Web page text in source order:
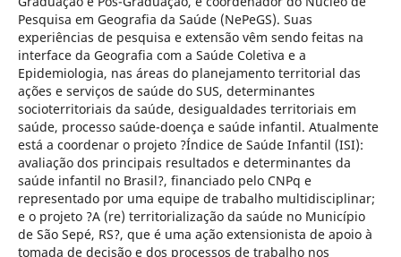
Pesquisa em Geografia da Saúde (NePeGS). Suas
experiências de pesquisa e extensão vêm sendo feitas na
interface da Geografia com a Saúde Coletiva e a
Epidemiologia, nas áreas do planejamento territorial das
ações e serviços de saúde do SUS, determinantes
socioterritoriais da saúde, desigualdades territoriais em
saúde, processo saúde-doença e saúde infantil. Atualmente
está a coordenar o projeto ?Índice de Saúde Infantil (ISI):
avaliação dos principais resultados e determinantes da
saúde infantil no Brasil?, financiado pelo CNPq e
representado por uma equipe de trabalho multidisciplinar;
e o projeto ?A (re) territorialização da saúde no Município
de São Sepé, RS?, que é uma ação extensionista de apoio à
tomada de decisão e dos processos de trabalho nos